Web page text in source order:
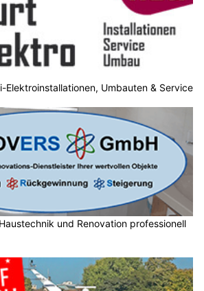
Elektroinstallationen, Umbauten & Service
und Renovation professionell